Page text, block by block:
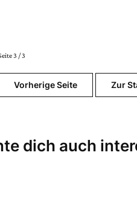
3 / 3
Vorherige Seite Zur
dich auch